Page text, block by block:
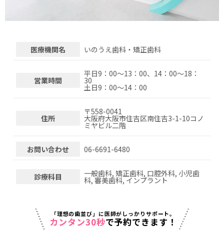
医療機関名 いのうえ歯科・矯正歯科
営業時間
平日9：00～13：00、14：00～18：
30
土日9：00～14：00
住所
〒558-0041
大阪府大阪市住吉区南住吉3-1-10コノ
ミヤビル二階
お問い合わせ 06-6691-6480
診療科目 一般歯科, 矯正歯科, 口腔外科, 小児歯
科, 審美歯科, インプラント
「理想の歯並び」に医師がしっかりサポート。
カンタン30秒で予約できます！